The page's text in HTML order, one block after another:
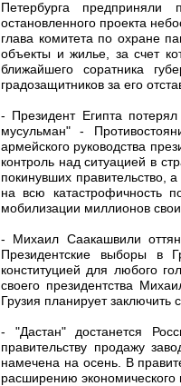
Петербурга предприняли
остановленного проекта
глава комитета по охране
объекты и жилье, за счет
ближайшего соратника
градозащитников за его
- Президент Египта
мусульман" -
армейского руководства
контроль над ситуацией в
покинувших
на всю катастрофичность
мобилизации миллионов
- Михаил Саакашвили
Президентские выборы в
конституцией для любого
своего президентства
Грузия планирует
- "Дастан" достанется
правительству продажу
намечена на осень. В
расширению экономического